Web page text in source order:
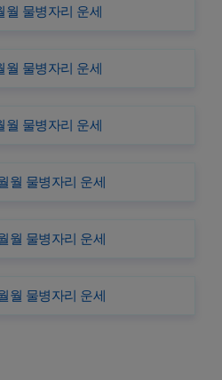
월 물병자리 운세
월 물병자리 운세
월 물병자리 운세
월 물병자리 운세
월 물병자리 운세
월 물병자리 운세